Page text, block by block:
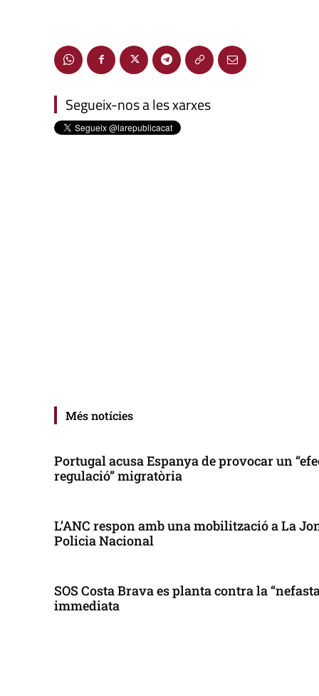
Segueix-nos a les xarxes
Més notícies
Portugal acusa Espanya de provocar un
regulació” migratòria
L’ANC respon amb una mobilització a La
Policia Nacional
SOS Costa Brava es planta contra la
immediata